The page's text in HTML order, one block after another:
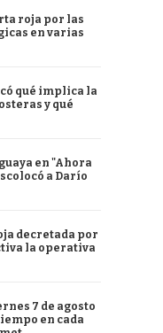
roja por las
en varias
qué implica la
y qué
en "Ahora
a Darío
decretada por
la operativa
7 de agosto
en cada